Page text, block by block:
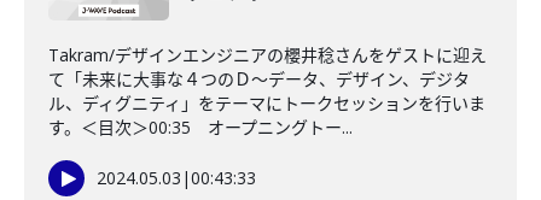
Takram/デザインエンジニアの櫻井稔さんをゲストに迎え
て「未来に大事な４つのＤ〜データ、デザイン、デジタ
ル、ディグニティ」をテーマにトークセッションを行いま
す。＜目次＞00:35 オープニングトー...
2024.05.03 |00:43:33